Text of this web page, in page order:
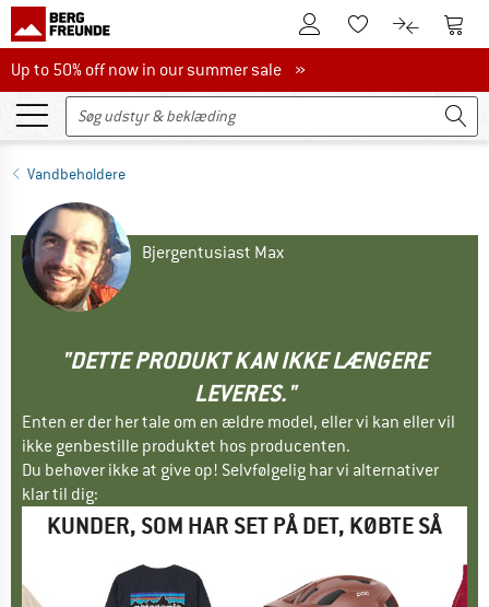
Til kundekontoenTil huskesedlen.
Til Til
Up to 50% off now in our summer sale
Up to 50% off now in our summer sale »
Vandbeholdere
Bjergentusiast Max
"DETTE PRODUKT KAN IKKE LÆNGERE
LEVERES."
Enten er der her tale om en ældre model, eller vi kan eller vil
ikke genbestille produktet hos producenten.
Du behøver ikke at give op! Selvfølgelig har vi alternativer
klar til dig:
KUNDER, SOM HAR SET PÅ DET, KØBTE SÅ